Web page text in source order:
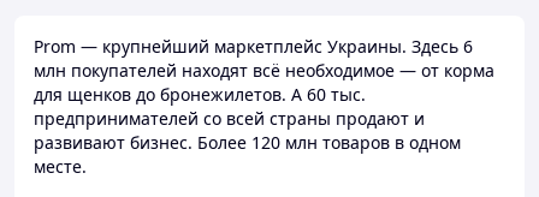
Prom — крупнейший маркетплейс Украины. Здесь 6
млн покупателей находят всё необходимое — от корма
для щенков до бронежилетов. А 60 тыс.
предпринимателей со всей страны продают и
развивают бизнес. Более 120 млн товаров в одном
месте.